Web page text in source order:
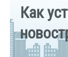
Как